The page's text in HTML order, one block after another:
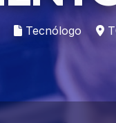
Tecnólogo